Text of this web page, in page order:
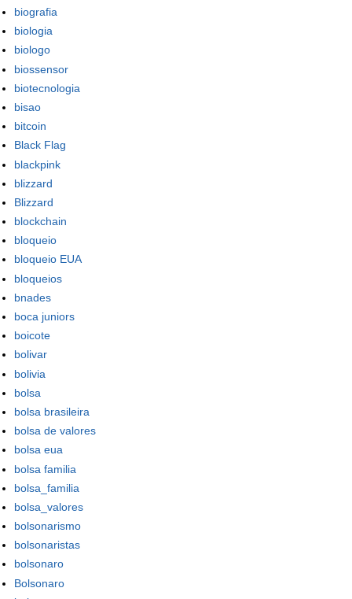
biografia
biologia
biologo
biossensor
biotecnologia
bisao
bitcoin
Black Flag
blackpink
blizzard
Blizzard
blockchain
bloqueio
bloqueio EUA
bloqueios
bnades
boca juniors
boicote
bolivar
bolivia
bolsa
bolsa brasileira
bolsa de valores
bolsa eua
bolsa familia
bolsa_familia
bolsa_valores
bolsonarismo
bolsonaristas
bolsonaro
Bolsonaro